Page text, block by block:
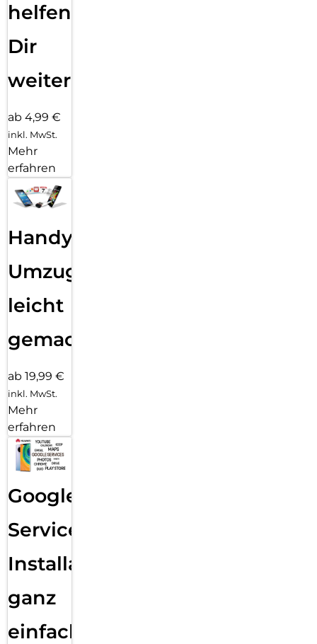
helfen
Dir
weiter
ab 4,99 €
inkl. MwSt.
Mehr
erfahren
Handy
Umzug
leicht
gemacht!
ab 19,99 €
inkl. MwSt.
Mehr
erfahren
Google
Services
Installation
ganz
einfach